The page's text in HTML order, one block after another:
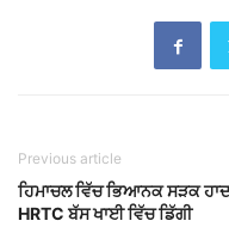
Previous article
ਹਿਮਾਚਲ ਵਿੱਚ ਭਿਆਨਕ ਸੜਕ
HRTC ਬੱਸ ਖਾਈ ਵਿੱਚ ਡਿੱਗੀ